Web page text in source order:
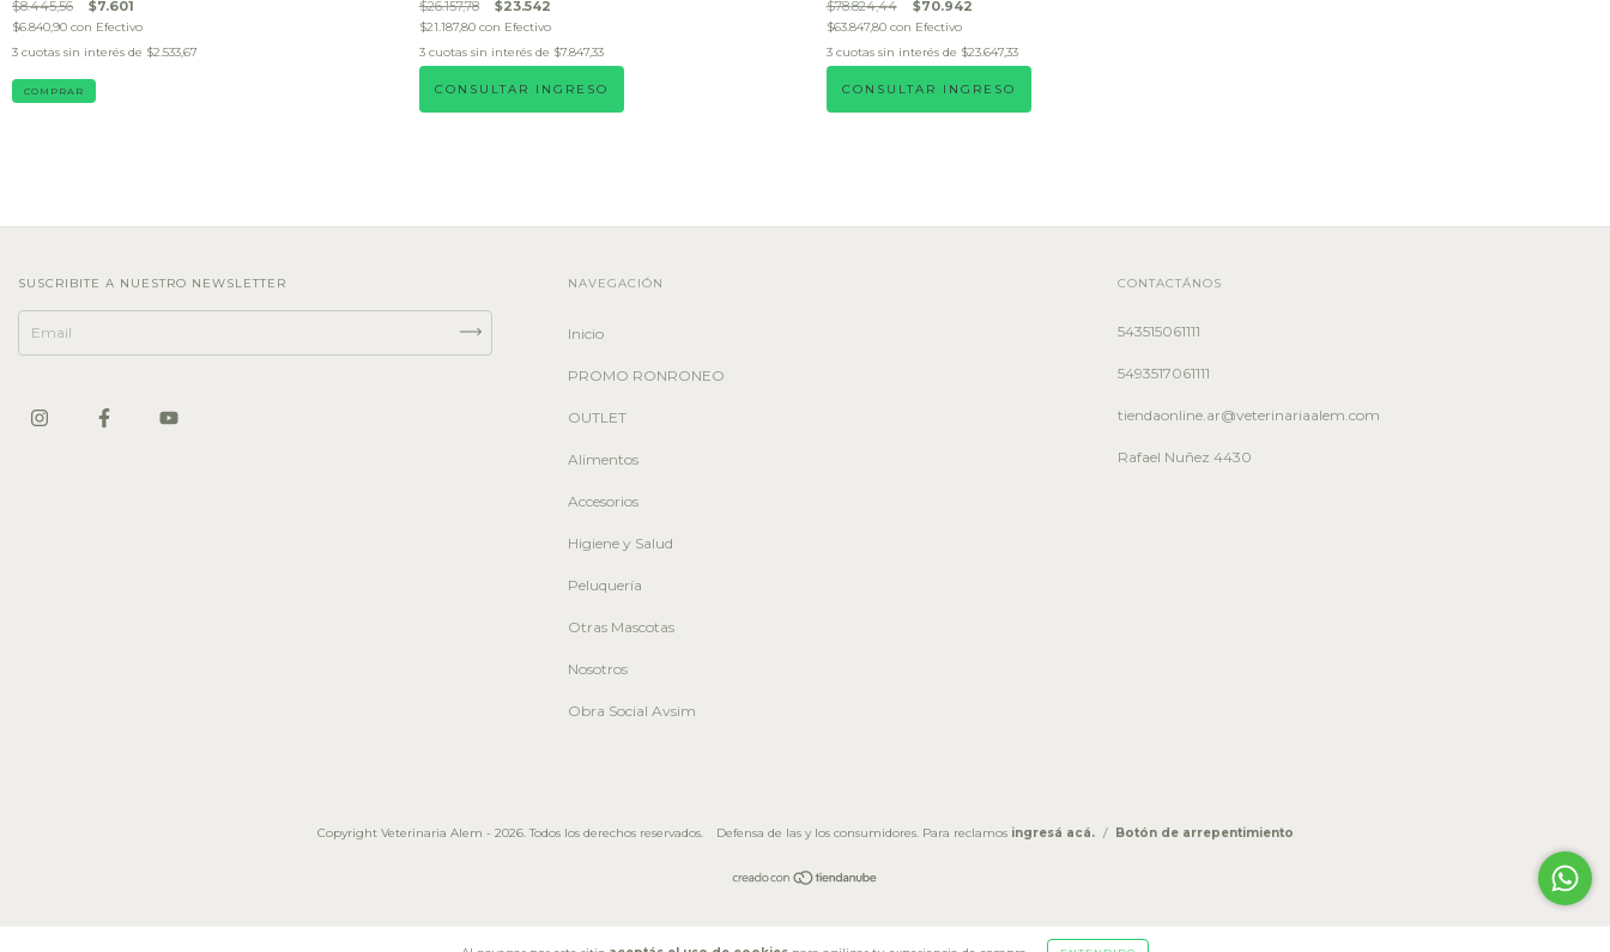
$8.445,56 $7.601
$6.840,90 con Efectivo
3 cuotas sin interés de $2.533,67
COMPRAR
$26.157,78 $23.542
$21.187,80 con Efectivo
3 cuotas sin interés de $7.847,33
CONSULTAR INGRESO
$78.824,44 $70.942
$63.847,80 con Efectivo
3 cuotas sin interés de $23.647,33
CONSULTAR INGRESO
SUSCRIBITE A NUESTRO NEWSLETTER NAVEGACIÓN
Inicio
PROMO RONRONEO
OUTLET
Alimentos
Accesorios
Higiene y Salud
Peluquería
Otras Mascotas
Nosotros
Obra Social Avsim
CONTACTÁNOS
543515061111
5493517061111
tiendaonline.ar@veterinariaalem.com
Rafael Nuñez 4430
Copyright Veterinaria Alem - 2026. Todos los derechos reservados. Defensa de las y los consumidores. Para reclamos ingresá acá. / Botón de arrepentimiento